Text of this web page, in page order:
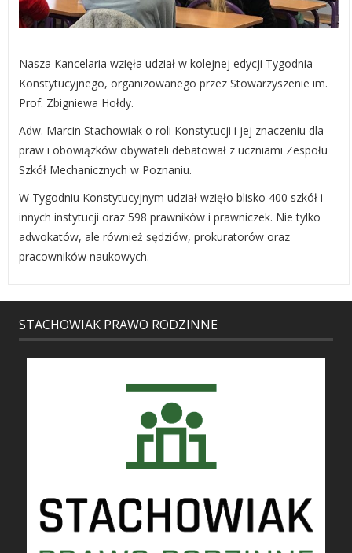
Nasza Kancelaria wzięła udział w kolejnej edycji Tygodnia
Konstytucyjnego, organizowanego przez Stowarzyszenie im.
Prof. Zbigniewa Hołdy.
Adw. Marcin Stachowiak o roli Konstytucji i jej znaczeniu dla
praw i obowiązków obywateli debatował z uczniami Zespołu
Szkół Mechanicznych w Poznaniu.
W Tygodniu Konstytucyjnym udział wzięło blisko 400 szkół i
innych instytucji oraz 598 prawników i prawniczek. Nie tylko
adwokatów, ale również sędziów, prokuratorów oraz
pracowników naukowych.
STACHOWIAK PRAWO RODZINNE